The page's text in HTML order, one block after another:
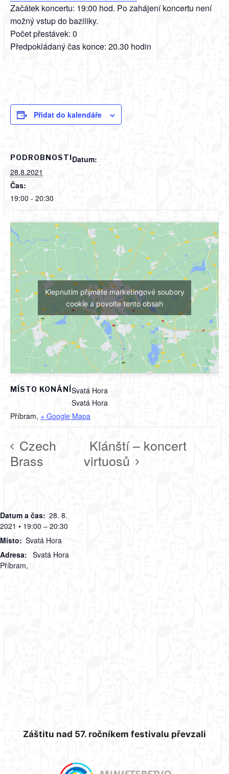
Začátek koncertu: 19:00 hod. Po zahájení koncertu není
možný vstup do baziliky.
Počet přestávek: 0
Předpokládaný čas konce: 20.30 hodin
Přidat do kalendáře
PODROBNOSTIDatum:
28.8.2021
Čas:
19:00 - 20:30
MÍSTO KONÁNÍSvatá Hora
Svatá Hora
Příbram, + Google Mapa
Klepnutím přijměte marketingové soubory
cookie a povolte tento obsah
Czech
Brass
Klánští – koncert
virtuosů
Datum a čas: 28. 8.
2021 • 19:00 – 20:30
Místo: Svatá Hora
Adresa: Svatá Hora
Příbram,
Záštitu nad 57. ročníkem festivalu převzali